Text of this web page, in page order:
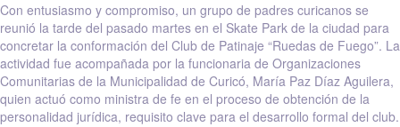
Con entusiasmo y compromiso, un grupo de padres curicanos se
reunió la tarde del pasado martes en el Skate Park de la ciudad para
concretar la conformación del Club de Patinaje “Ruedas de Fuego”. La
actividad fue acompañada por la funcionaria de Organizaciones
Comunitarias de la Municipalidad de Curicó, María Paz Díaz Aguilera,
quien actuó como ministra de fe en el proceso de obtención de la
personalidad jurídica, requisito clave para el desarrollo formal del club.